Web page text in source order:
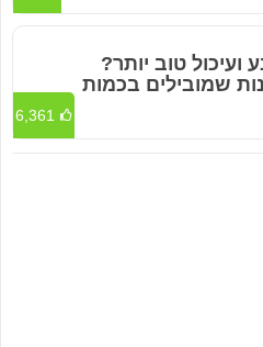
ועיכול טוב יותר?
שמובילים בכמות
6,361